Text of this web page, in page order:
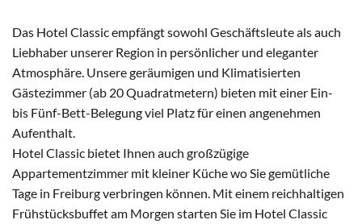
Das Hotel Classic empfängt sowohl Geschäftsleute als auch
Liebhaber unserer Region in persönlicher und eleganter
Atmosphäre. Unsere geräumigen und Klimatisierten
Gästezimmer (ab 20 Quadratmetern) bieten mit einer Ein-
bis Fünf-Bett-Belegung viel Platz für einen angenehmen
Aufenthalt.
Hotel Classic bietet Ihnen auch großzügige
Appartementzimmer mit kleiner Küche wo Sie gemütliche
Tage in Freiburg verbringen können. Mit einem reichhaltigen
Frühstücksbuffet am Morgen starten Sie im Hotel Classic